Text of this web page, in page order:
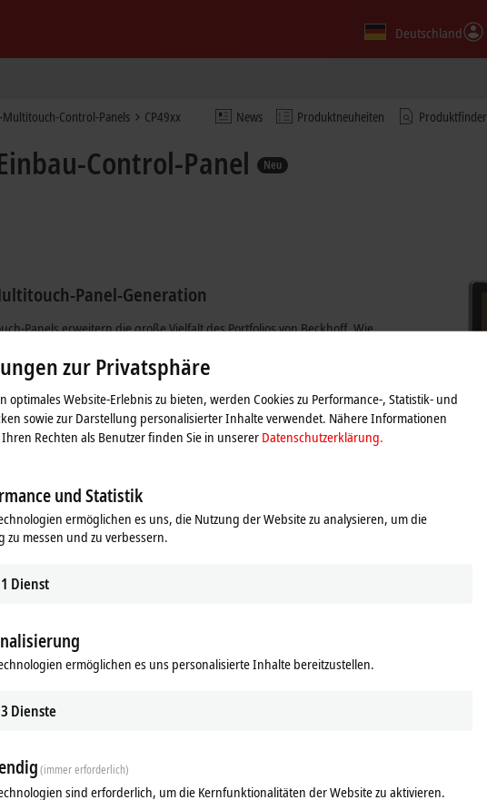
Deutschland
News Produktneuheiten Produktfinder
Control-Panels CP49xx
Control-Panel Neu
Panel-Generation
Panels erweitern die große Vielfalt des Portfolios von Beckhoff. Wie
hohen Bedienkomfort mit modernster Multitouch-Technologie, eine
und Optionen.
USB Produktankündigung
zur Privatsphäre
optimales Website-Erlebnis zu bieten, werden Cookies zu Performance-, Statistik- und
sowie zur Darstellung personalisierter Inhalte verwendet. Nähere Informationen
Rechten als Benutzer finden Sie in unserer Datenschutzerklärung.
und Statistik
ermöglichen es uns, die Nutzung der Website zu analysieren, um die
zu messen und zu verbessern.
1 Dienst
ermöglichen es uns personalisierte Inhalte bereitzustellen.
3 Dienste
(immer erforderlich)
sind erforderlich, um die Kernfunktionalitäten der Website zu aktivieren.